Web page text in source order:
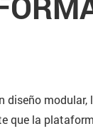
diseño
que la